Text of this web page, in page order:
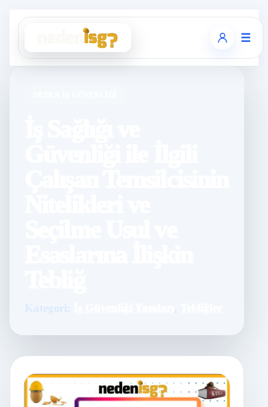
☰
Kategori: ,